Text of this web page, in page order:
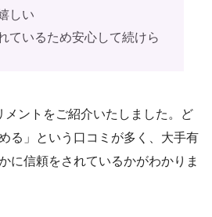
しい
ているため安心して続けら
メントをご紹介いたしました。ど
る」という口コミが多く、大手有
に信頼をされているかがわかりま